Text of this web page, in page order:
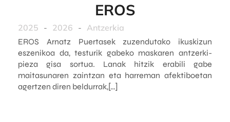
EROS
2025 - 2026 - Antzerkia
EROS Arnatz Puertasek zuzendutako ikuskizun
eszenikoa da, testurik gabeko maskaren antzerki-
pieza gisa sortua. Lanak hitzik erabili gabe
maitasunaren zaintzan eta harreman afektiboetan
agertzen diren beldurrak,[…]